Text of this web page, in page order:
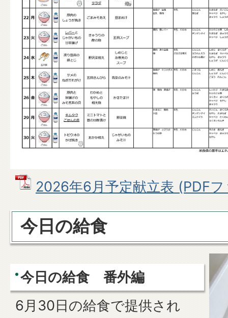
2026年6月予定献立表 (PDF
今日の給食
今日の給食 番外編
6月30日の給食で提供され